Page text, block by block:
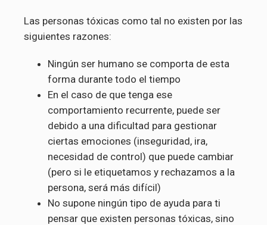
Las personas tóxicas como tal no existen por las
siguientes razones:
Ningún ser humano se comporta de esta
forma durante todo el tiempo
En el caso de que tenga ese
comportamiento recurrente, puede ser
debido a una dificultad para gestionar
ciertas emociones (inseguridad, ira,
necesidad de control) que puede cambiar
(pero si le etiquetamos y rechazamos a la
persona, será más difícil)
No supone ningún tipo de ayuda para ti
pensar que existen personas tóxicas, sino